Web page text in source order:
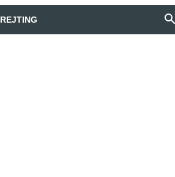
REJTING